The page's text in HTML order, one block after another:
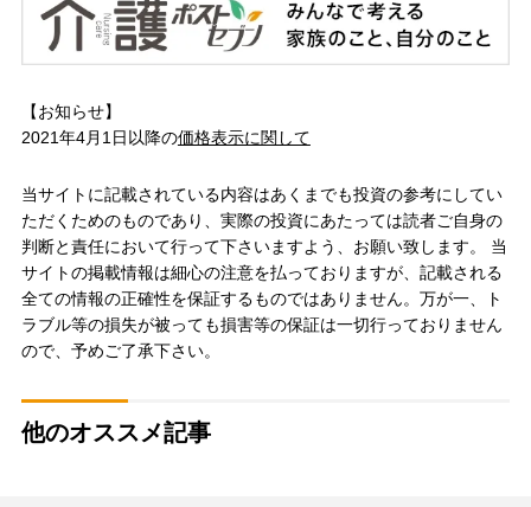
【お知らせ】
2021年4月1日以降の価格表示に関して
当サイトに記載されている内容はあくまでも投資の参考にしてい
ただくためのものであり、実際の投資にあたっては読者ご自身の
判断と責任において行って下さいますよう、お願い致します。 当
サイトの掲載情報は細心の注意を払っておりますが、記載される
全ての情報の正確性を保証するものではありません。万が一、ト
ラブル等の損失が被っても損害等の保証は一切行っておりません
ので、予めご了承下さい。
他のオススメ記事